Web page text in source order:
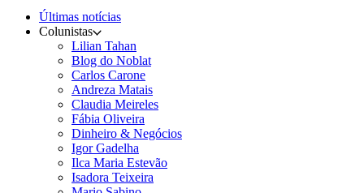
Últimas notícias
Colunistas
Lilian Tahan
Blog do Noblat
Carlos Carone
Andreza Matais
Claudia Meireles
Fábia Oliveira
Dinheiro & Negócios
Igor Gadelha
Ilca Maria Estevão
Isadora Teixeira